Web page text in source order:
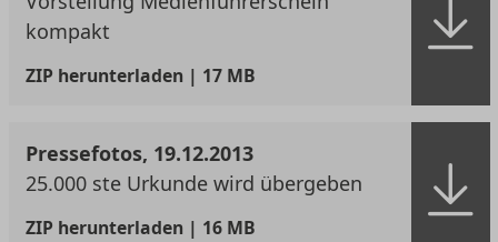
kompakt
ZIP herunterladen | 17 MB
Pressefotos, 19.12.2013
25.000 ste Urkunde wird übergeben
ZIP herunterladen | 16 MB